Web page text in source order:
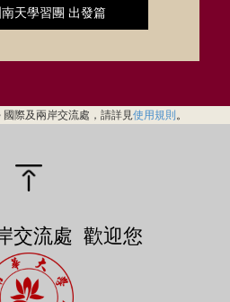
南天學習團 出發篇
際及兩岸交流處，請詳見 使用規則 。
交流處 歡迎您